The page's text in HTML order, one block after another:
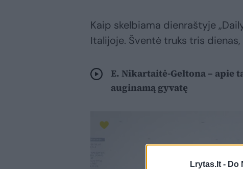
Lrytas.lt - Do
Kaip skelbiama dienraštyje
Italijoje. Šventė truks tris
E. Nikartaitė-Geltona – apie
auginamą gyvatę